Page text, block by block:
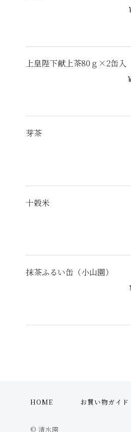
上皇陛下献上茶80ｇ×2缶入
芽茶
十穀米
抹茶ふるい缶（小山園）
HOME お買い物ガイド
© 清水園